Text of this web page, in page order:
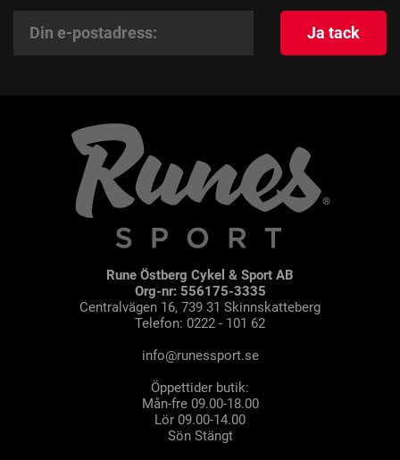
Ja tack
Rune Östberg Cykel & Sport AB
Org-nr: 556175-3335
Centralvägen 16, 739 31 Skinnskatteberg
Telefon: 0222 - 101 62
info@runessport.se
Öppettider butik:
Mån-fre 09.00-18.00
Lör 09.00-14.00
Sön Stängt